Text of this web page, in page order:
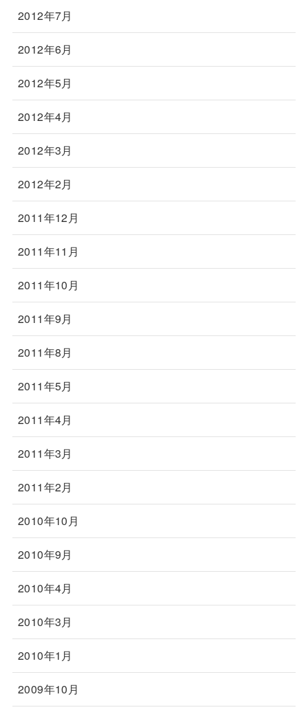
2012年7月
2012年6月
2012年5月
2012年4月
2012年3月
2012年2月
2011年12月
2011年11月
2011年10月
2011年9月
2011年8月
2011年5月
2011年4月
2011年3月
2011年2月
2010年10月
2010年9月
2010年4月
2010年3月
2010年1月
2009年10月